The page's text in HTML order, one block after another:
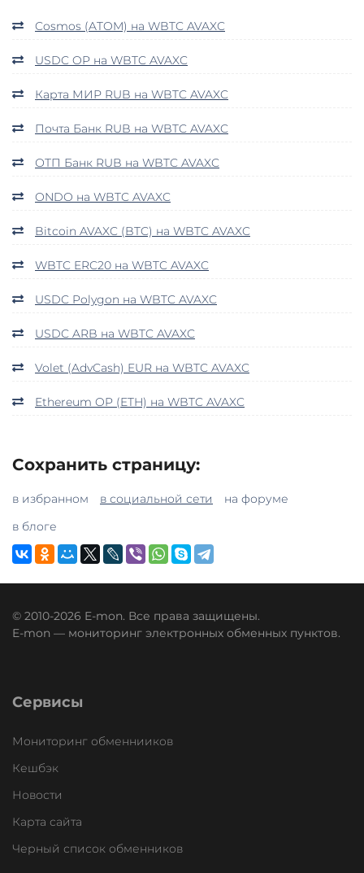
Cosmos (ATOM) на WBTC AVAXC
USDC OP на WBTC AVAXC
Карта МИР RUB на WBTC AVAXC
Почта Банк RUB на WBTC AVAXC
ОТП Банк RUB на WBTC AVAXC
ONDO на WBTC AVAXC
Bitcoin AVAXC (BTC) на WBTC AVAXC
WBTC ERC20 на WBTC AVAXC
USDC Polygon на WBTC AVAXC
USDC ARB на WBTC AVAXC
Volet (AdvCash) EUR на WBTC AVAXC
Ethereum OP (ETH) на WBTC AVAXC
Сохранить страницу:
в избранном в социальной сети
на форуме
в блоге
© 2010-2026 E-mon. Все права защищены.
E-mon — мониторинг электронных обменных пунктов.
Сервисы
Мониторинг обменнииков
Кешбэк
Новости
Карта сайта
Черный список обменников